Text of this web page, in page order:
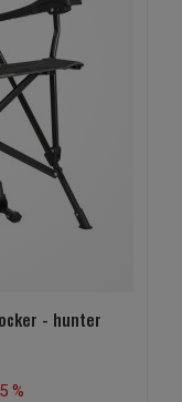
- hunter
%